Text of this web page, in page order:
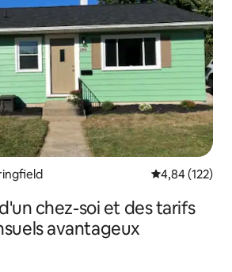
Évaluation
4,84 (122)
chez-soi et des tarifs
avantageux